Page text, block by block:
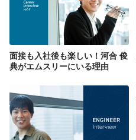
面接も入社後も楽しい！河合 俊
典がエムスリーにいる理由